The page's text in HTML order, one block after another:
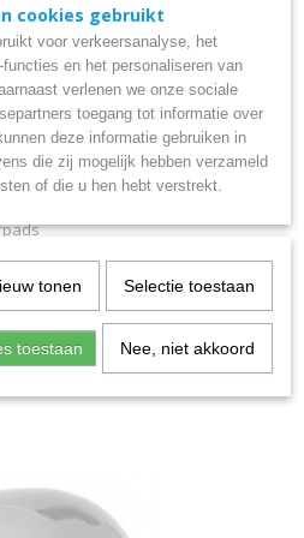
voor gebruik als scooterhelm en
je hem ook kunnen gebruiken maar
earodynamica en wordt hij minder
op openbare weg
cookies gebruikt
voor verkeersanalyse, het
en het personaliseren van
verlenen we onze sociale
toegang tot informatie over
deze informatie gebruiken in
die zij mogelijk hebben verzameld
of die u hen hebt verstrekt.
tonen Selectie toestaan
toestaan Nee, niet akkoord